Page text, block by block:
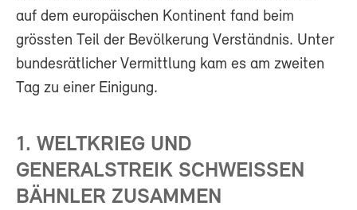
auf dem europäischen Kontinent fand beim
grössten Teil der Bevölkerung Verständnis. Unter
bundesrätlicher Vermittlung kam es am zweiten
Tag zu einer Einigung.
1. WELTKRIEG UND
GENERALSTREIK SCHWEISSEN
BÄHNLER ZUSAMMEN